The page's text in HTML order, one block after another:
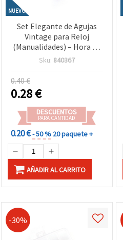
NUEVO
Set Elegante de Agujas
Vintage para Reloj
(Manualidades) – Hora 65
mm, Minuto 92 mm y
Sku: 840367
0.40 €
0.28€
DESCUENTOS
PARA CANTIDAD
0.20 €- 50 % 20 paquete +
AÑADIR AL CARRITO
-30%